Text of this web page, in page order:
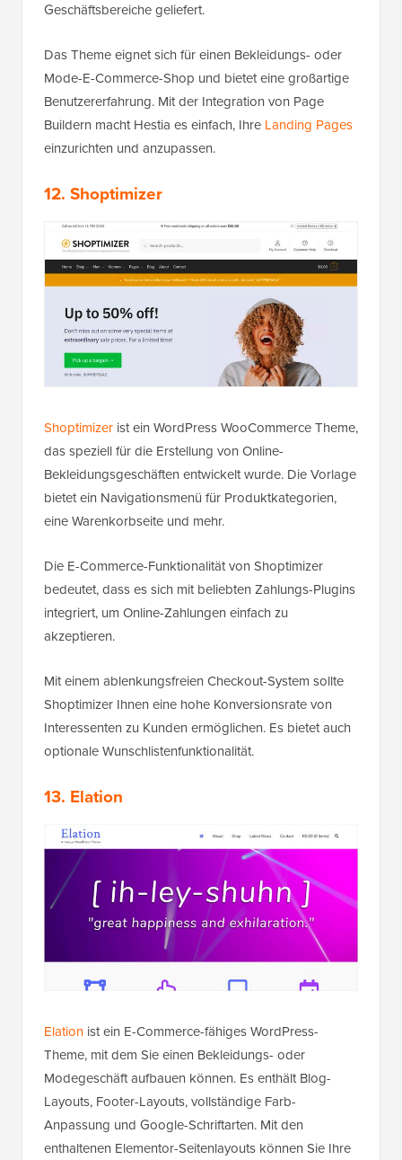
Geschäftsbereiche geliefert.
Das Theme eignet sich für einen Bekleidungs- oder
Mode-E-Commerce-Shop und bietet eine großartige
Benutzererfahrung. Mit der Integration von Page
Buildern macht Hestia es einfach, Ihre Landing Pages
einzurichten und anzupassen.
12. Shoptimizer
Shoptimizer ist ein WordPress WooCommerce Theme,
das speziell für die Erstellung von Online-
Bekleidungsgeschäften entwickelt wurde. Die Vorlage
bietet ein Navigationsmenü für Produktkategorien,
eine Warenkorbseite und mehr.
Die E-Commerce-Funktionalität von Shoptimizer
bedeutet, dass es sich mit beliebten Zahlungs-Plugins
integriert, um Online-Zahlungen einfach zu
akzeptieren.
Mit einem ablenkungsfreien Checkout-System sollte
Shoptimizer Ihnen eine hohe Konversionsrate von
Interessenten zu Kunden ermöglichen. Es bietet auch
optionale Wunschlistenfunktionalität.
13. Elation
Elation ist ein E-Commerce-fähiges WordPress-
Theme, mit dem Sie einen Bekleidungs- oder
Modegeschäft aufbauen können. Es enthält Blog-
Layouts, Footer-Layouts, vollständige Farb-
Anpassung und Google-Schriftarten. Mit den
enthaltenen Elementor-Seitenlayouts können Sie Ihre